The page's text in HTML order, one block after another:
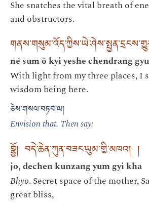
She snatches the vital breath of
and obstructors.
né sum ö kyi yeshe chendrang
With light from my three places, I
wisdom being here.
ཅེས་གསལ་བཏབ་ལ།
Envision that. Then say:
བྷྱོ། བདེ་ཆེན་ཀུན་བཟང་ཡུམ་གྱི་མཁའ། །
jo, dechen kunzang yum gyi kha
Bhyo. Secret space of the mother,
great bliss,